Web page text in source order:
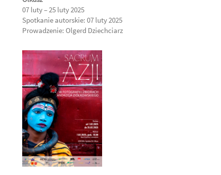
07 luty – 25 luty 2025
Spotkanie autorskie: 07 luty 2025
Prowadzenie: Olgerd Dziechciarz